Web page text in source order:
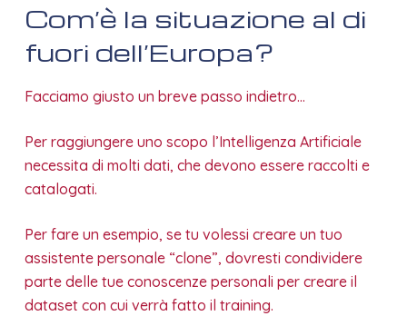
Com’è la situazione al di
fuori dell’Europa?
Facciamo giusto un breve passo indietro…
Per raggiungere uno scopo l’Intelligenza Artificiale
necessita di molti dati, che devono essere raccolti e
catalogati.
Per fare un esempio, se tu volessi creare un tuo
assistente personale “clone”, dovresti condividere
parte delle tue conoscenze personali per creare il
dataset con cui verrà fatto il training.